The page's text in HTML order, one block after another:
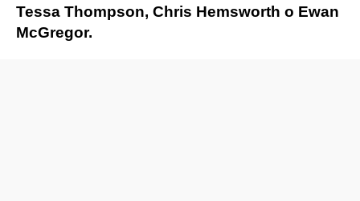
Tessa Thompson, Chris Hemsworth o Ewan
McGregor.